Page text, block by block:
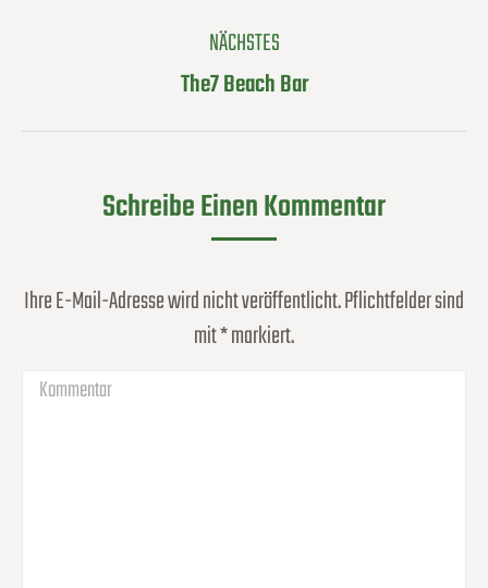
NÄCHSTES
Nächstes
The7 Beach Bar
Schreibe Einen Kommentar
Ihre E-Mail-Adresse wird nicht veröffentlicht. Pflichtfelder sind
mit*markiert.
Kommentar